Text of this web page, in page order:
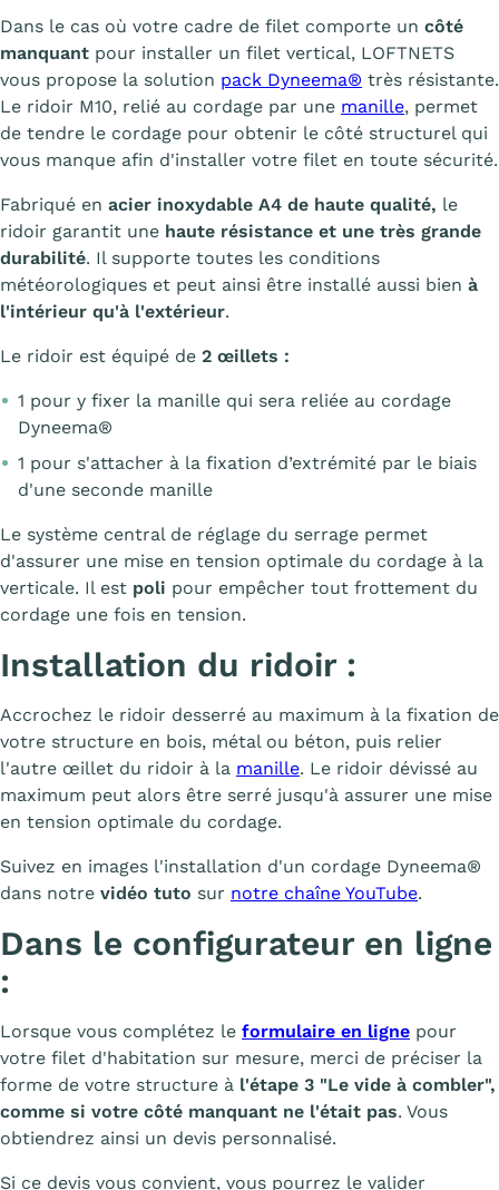
Dans le cas où votre cadre de filet comporte un côté
manquant pour installer un filet vertical, LOFTNETS
vous propose la solution pack Dyneema® très résistante.
Le ridoir M10, relié au cordage par une manille, permet
de tendre le cordage pour obtenir le côté structurel qui
vous manque afin d'installer votre filet en toute sécurité.
Fabriqué en acier inoxydable A4 de haute qualité, le
ridoir garantit une haute résistance et une très grande
durabilité. Il supporte toutes les conditions
météorologiques et peut ainsi être installé aussi bien à
l'intérieur qu'à l'extérieur.
Le ridoir est équipé de 2 œillets :
1 pour y fixer la manille qui sera reliée au cordage
Dyneema®
1 pour s'attacher à la fixation d’extrémité par le biais
d'une seconde manille
Le système central de réglage du serrage permet
d'assurer une mise en tension optimale du cordage à la
verticale. Il est poli pour empêcher tout frottement du
cordage une fois en tension.
Installation du ridoir :
Accrochez le ridoir desserré au maximum à la fixation de
votre structure en bois, métal ou béton, puis relier
l'autre œillet du ridoir à la manille. Le ridoir dévissé au
maximum peut alors être serré jusqu'à assurer une mise
en tension optimale du cordage.
Suivez en images l'installation d'un cordage Dyneema®
dans notre vidéo tuto sur notre chaîne YouTube.
Dans le configurateur en ligne
:
Lorsque vous complétez le formulaire en ligne pour
votre filet d'habitation sur mesure, merci de préciser la
forme de votre structure à l'étape 3 "Le vide à combler",
comme si votre côté manquant ne l'était pas. Vous
obtiendrez ainsi un devis personnalisé.
Si ce devis vous convient, vous pourrez le valider